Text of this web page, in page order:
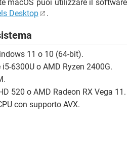
macOS puoi utilizzare il software
Desktop .
11 o 10 (64-bit).
i5-6300U o AMD Ryzen 2400G.
520 o AMD Radeon RX Vega 11.
con supporto AVX.